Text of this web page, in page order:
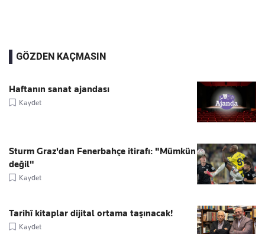
GÖZDEN KAÇMASIN
Haftanın sanat ajandası
Kaydet
Sturm Graz'dan Fenerbahçe itirafı: "Mümkün
değil"
Kaydet
Tarihî kitaplar dijital ortama taşınacak!
Kaydet